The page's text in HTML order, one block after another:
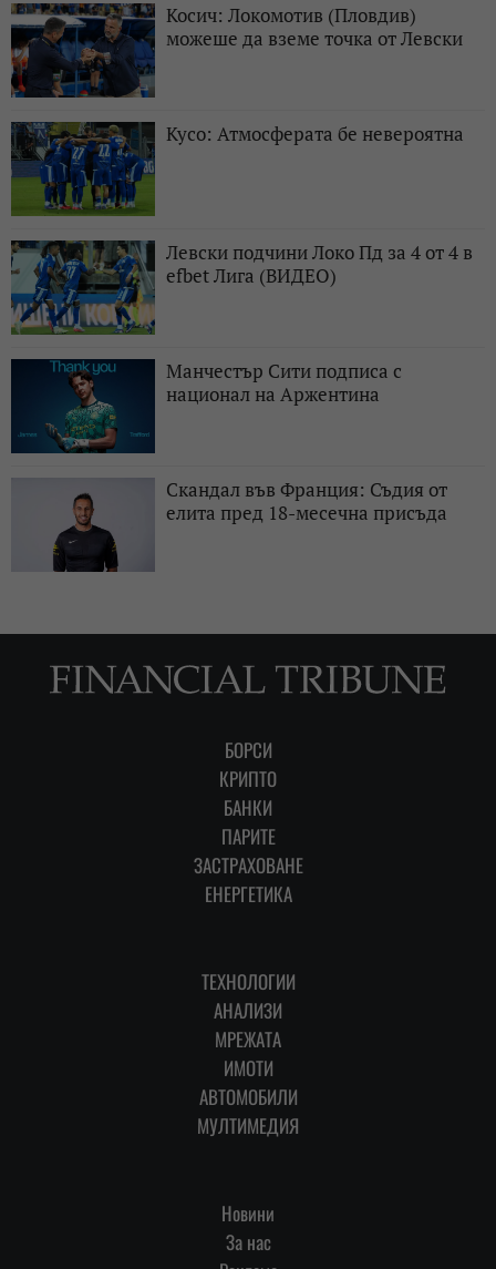
Косич: Локомотив (Пловдив)
можеше да вземе точка от Левски
Кусо: Атмосферата бе невероятна
Левски подчини Локо Пд за 4 от 4 в
efbet Лига (ВИДЕО)
Манчестър Сити подписа с
национал на Аржентина
Скандал във Франция: Съдия от
елита пред 18-месечна присъда
БОРСИ
КРИПТО
БАНКИ
ПАРИТЕ
ЗАСТРАХОВАНЕ
ЕНЕРГЕТИКА
ТЕХНОЛОГИИ
АНАЛИЗИ
МРЕЖАТА
ИМОТИ
АВТОМОБИЛИ
МУЛТИМЕДИЯ
Новини
За нас